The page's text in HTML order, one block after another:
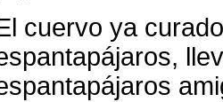
cuervo ya